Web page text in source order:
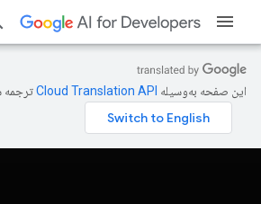
این صفحه به‌وسیله ترجمه